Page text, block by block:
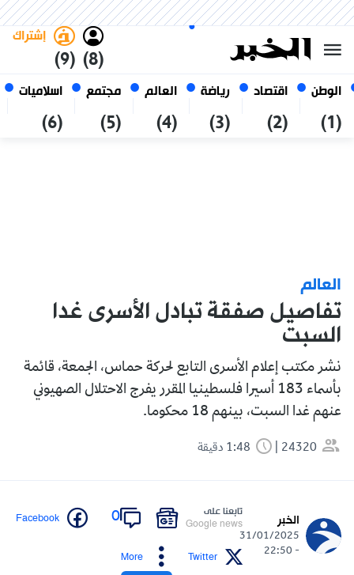
الوطن
(1)
اقتصاد
(2)
رياضة
(3)
العالم
(4)
مجتمع
(5)
اسلاميات
(6)
(8)
إشتراك
(9)
06 أغسطس 2026
الجزائر
العالم
تفاصيل صفقة تبادل الأسرى غدا
السبت
نشر مكتب إعلام الأسرى التابع لحركة حماس، الجمعة، قائمة
بأسماء 183 أسيرا فلسطينيا المقرر يفرج الاحتلال الصهيوني
عنهم غدا السبت، بينهم 18 محكوما.
24320
الخبر
31/01/2025
- 22:50
تابعنا على
Google news
0
Facebook
Twitter
More